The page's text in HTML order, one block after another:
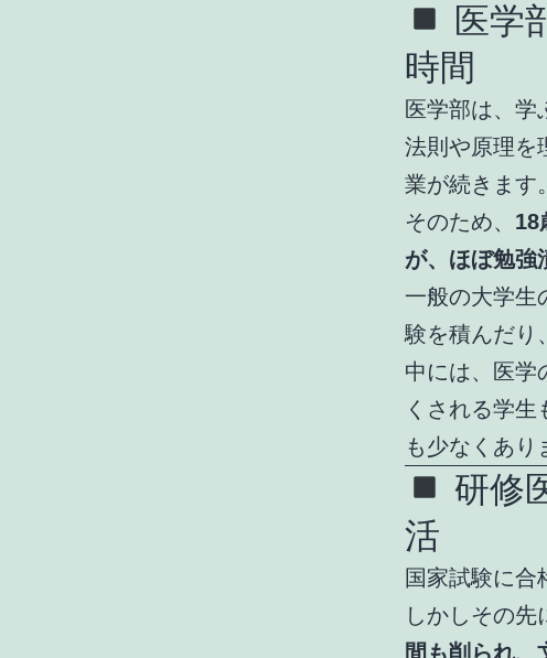
医学
時間
医学部は、学
法則や原理を
業が続きます
そのため、 18
が、ほぼ勉強
一般の大学生
験を積んだり
中には、医学
くされる学
も少なくあり
研修
活
国家試験に合
しかしその先
間も削られ、